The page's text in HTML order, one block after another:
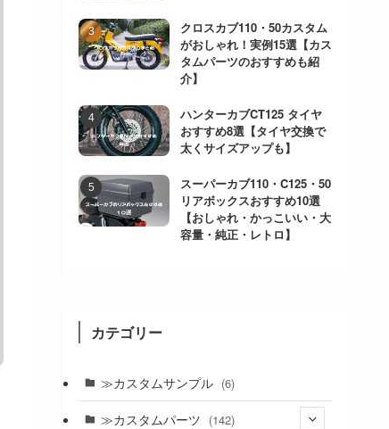
クロスカブ110・50カスタム
がおしゃれ！実例15選【カス
タムパーツのおすすめも紹
介】
ハンターカブCT125 タイヤ
おすすめ8選【タイヤ交換で
太くサイズアップも】
スーパーカブ110・C125・50
リアボックスおすすめ10選
【おしゃれ・かっこいい・大
容量・純正・レトロ】
カテゴリー
≫カスタムサンプル (6)
≫カスタムパーツ (142)